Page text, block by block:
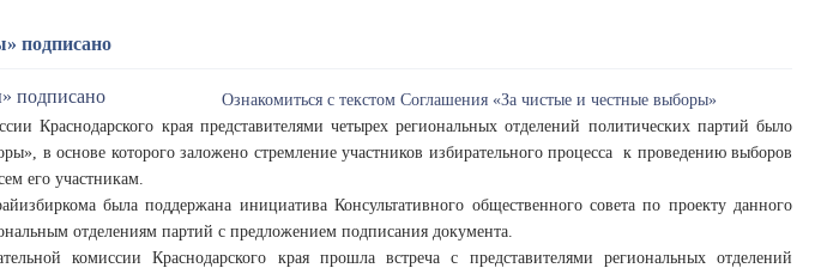
подписано
Ознакомиться с текстом Соглашения «За чистые и честные выборы»
Краснодарского края представителями четырех региональных отделений политических партий было
в основе которого заложено стремление участников избирательного процесса к проведению выборов
его участникам.
была поддержана инициатива Консультативного общественного совета по проекту данного
отделениям партий с предложением подписания документа.
комиссии Краснодарского края прошла встреча с представителями региональных отделений